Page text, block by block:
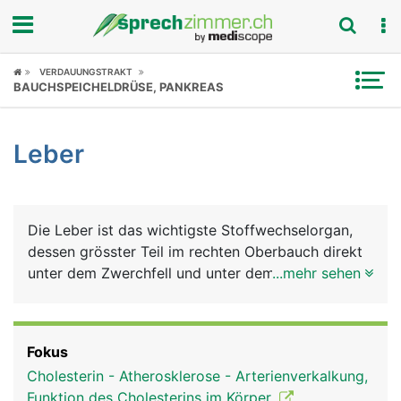
Fokus
Symptome
News
Rubriken
VERDAUUNGSTRAKT
BAUCHSPEICHELDRÜSE, PANKREAS
Leber
Die Leber ist das wichtigste Stoffwechselorgan,
dessen grösster Teil im rechten Oberbauch direkt
unter dem Zwerchfell und unter dem rechten
(Hepatozyten). Die Leber erfüllt viele
lebenswichtige Aufgaben: Sie ist gleichzeitig
...mehr sehen
Fokus
Cholesterin - Atherosklerose - Arterienverkalkung,
Funktion des Cholesterins im Körper